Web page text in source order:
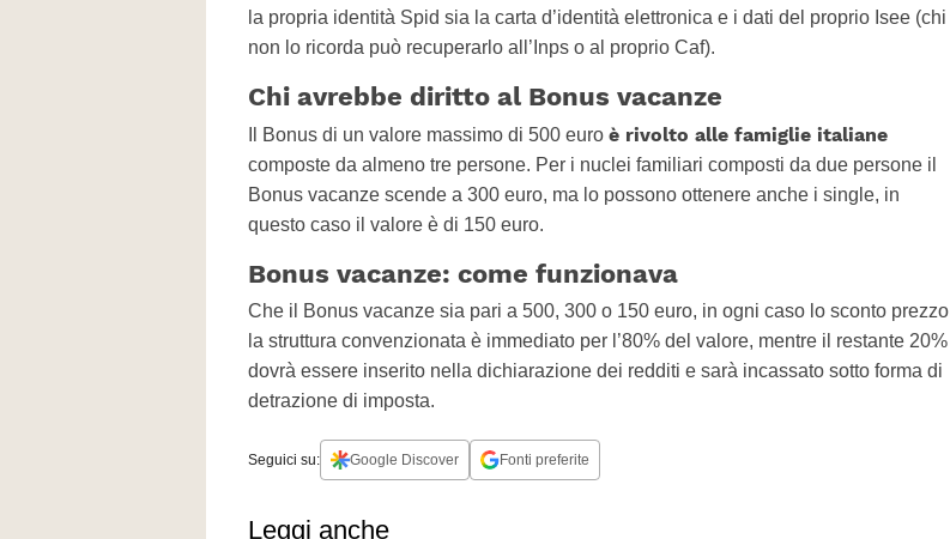
la propria identità Spid sia la carta d’identità elettronica e i dati del proprio Isee (chi
non lo ricorda può recuperarlo all’Inps o al proprio Caf).
Chi avrebbe diritto al Bonus vacanze
Il Bonus di un valore massimo di 500 euro è rivolto alle famiglie italiane
composte da almeno tre persone. Per i nuclei familiari composti da due persone il
Bonus vacanze scende a 300 euro, ma lo possono ottenere anche i single, in
questo caso il valore è di 150 euro.
Bonus vacanze: come funzionava
Che il Bonus vacanze sia pari a 500, 300 o 150 euro, in ogni caso lo sconto prezzo
la struttura convenzionata è immediato per l’80% del valore, mentre il restante 20%
dovrà essere inserito nella dichiarazione dei redditi e sarà incassato sotto forma di
detrazione di imposta.
Seguici su: Google Discover Fonti preferite
Leggi anche